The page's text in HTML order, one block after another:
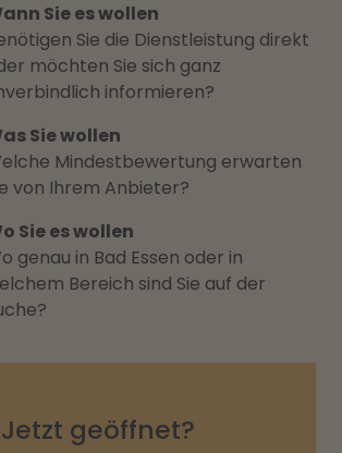
Sie es wollen
Sie die Dienstleistung direkt
möchten Sie sich ganz
informieren?
Sie wollen
Mindestbewertung erwarten
von Ihrem Anbieter?
Sie es wollen
genau in Bad Essen oder in
Bereich sind Sie auf der
Jetzt geöffnet?